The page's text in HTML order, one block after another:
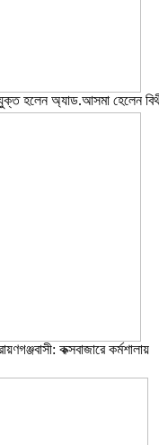
হলেন অ্যাড.আসমা হেলেন
কক্সবাজারে কর্মশালায়